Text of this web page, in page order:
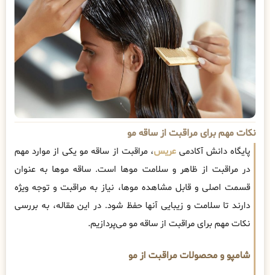
نکات مهم برای مراقبت از ساقه مو
پایگاه دانش آکادمیعریس، مراقبت از ساقه مو یکی از موارد مهم
در مراقبت از ظاهر و سلامت موها است. ساقه موها به عنوان
قسمت اصلی و قابل مشاهده موها، نیاز به مراقبت و توجه ویژه
دارند تا سلامت و زیبایی آنها حفظ شود. در این مقاله، به بررسی
نکات مهم برای مراقبت از ساقه مو می‌پردازیم.
شامپو و محصولات مراقبت از مو